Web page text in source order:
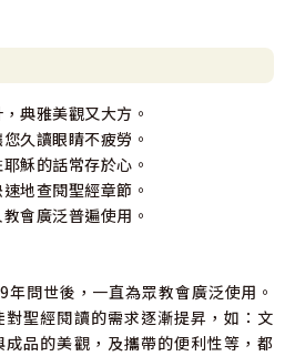
典雅美觀又大方。
久讀眼睛不疲勞。
穌的話常存於心。
地查閱聖經章節。
會廣泛普遍使用。
問世後，一直為眾教會廣泛使用。
聖經閱讀的需求逐漸提昇，如：文
品的美觀，及攜帶的便利性等，都